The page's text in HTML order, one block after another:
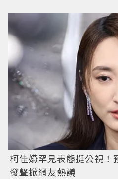
柯佳嬿罕見表態挺公視
發聲掀網友熱議